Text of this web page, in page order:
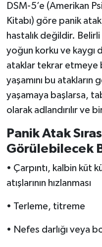
DSM-5’e (Amerikan
Kitabı) göre panik
hastalık değildir.
yoğun korku ve kaygı
ataklar tekrar etmeye
yaşamını bu atakların
yaşamaya başlarsa,
olarak adlandırılır ve
Panik Atak
Görülebilecek
• Çarpıntı, kalbin küt
atışlarının hızlanması
• Terleme, titreme
• Nefes darlığı veya